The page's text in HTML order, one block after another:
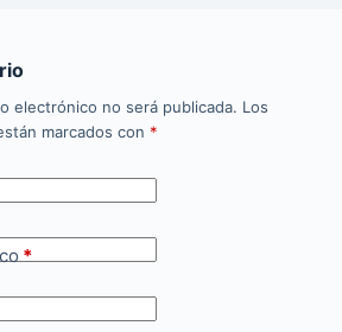
electrónico no será publicada. Los
marcados con *
*